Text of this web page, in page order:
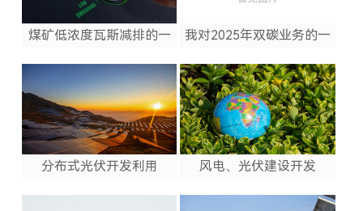
煤矿低浓度瓦斯减排的一
我对2025年双碳业务的一
分布式光伏开发利用 风电、光伏建设开发